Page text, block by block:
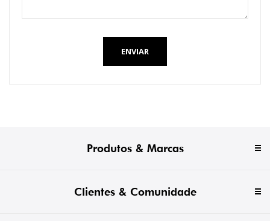
ENVIAR
Produtos & Marcas
Clientes & Comunidade